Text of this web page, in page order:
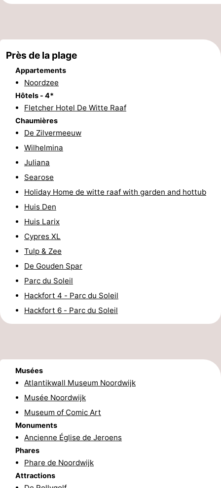
Sportive
Equitation
Boire
et
manger
Événements
Pratiques
Forum
Route
Stationnement
Adresses
Médicales
Région
Hollande-
Septentrionale
Nature
Schoorlse
Duinen
Bergen
Bergen
aan
Zee
Noordhollands
duinreservaat
Wijk
aan
Zee
Nature
Zuid-
Kennermerland
Amsterdam
Haarlem
Zandvoort
Hollande-
Près de la plage
Appartements
Noordzee
Hôtels - 4*
Fletcher Hotel De Witte Raaf
Chaumières
De Zilvermeeuw
Wilhelmina
Juliana
Searose
Holiday Home de witte raaf with garden and hottub
Huis Den
Huis Larix
Cypres XL
Tulp & Zee
De Gouden Spar
Parc du Soleil
Hackfort 4 - Parc du Soleil
Hackfort 6 - Parc du Soleil
Musées
Atlantikwall Museum Noordwijk
Musée Noordwijk
Museum of Comic Art
Monuments
Ancienne Église de Jeroens
Phares
Phare de Noordwijk
Attractions